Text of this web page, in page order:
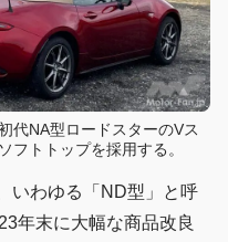
代NA型ロードスターのVス
フトトップを採用する。
いわゆる「ND型」と呼
年末に大幅な商品改良